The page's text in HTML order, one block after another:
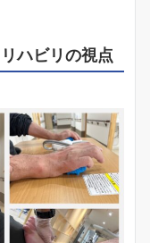
ハビリの視点